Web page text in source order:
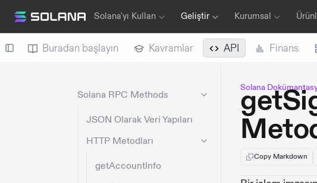
Solana'yı Kullan Geliştir Kurumsal
Buradan başlayın Kavramlar API Finans
Solana RPC Methods
JSON Olarak Veri Yapıları
HTTP Metodları
getAccountInfo
Solana
Copy Markdown